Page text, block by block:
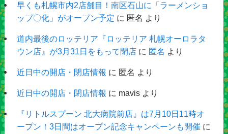
早くも札幌市内2店舗目！南区石山に「ラーメンショ
ップ〇化」がオープン予定 に 匿名 より
道内最後のロッテリア『ロッテリア 札幌オーロラタ
ウン店』が3月31日をもって閉店に 匿名 より
近日中の開店・閉店情報 に 匿名 より
近日中の開店・閉店情報 に mavisより
『リトルスプーン 北大病院前店』は7月10日11時オ
ープン！3日間はオープン記念キャンペーンも開催 に